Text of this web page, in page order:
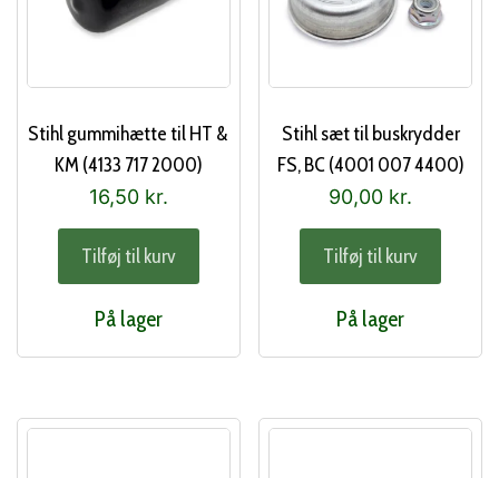
Stihl gummihætte til HT &
KM (4133 717 2000)
16,50 kr.
Tilføj til kurv
På lager
Stihl sæt til buskrydder
FS, BC (4001 007 4400)
90,00 kr.
Tilføj til kurv
På lager